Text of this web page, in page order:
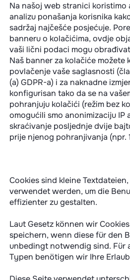
Na našoj web stranici koristimo
analizu ponašanja korisnika
sadržaj najčešće posjećuje.
banneru o kolačićima, ovdje
vaši lični podaci mogu
Naš banner za kolačiće možete
povlačenje vaše saglasnosti
(a) GDPR-a) i za naknadne
konfigurisan tako da se na
pohranjuju kolačići (režim bez
omogućili smo anonimizaciju IP
skraćivanje posljednje dvije
prije njenog pohranjivanja (npr.
Cookies sind kleine
verwendet werden, um die
effizienter zu gestalten.
Laut Gesetz können wir
speichern, wenn diese für den
unbedingt notwendig sind. Für
Typen benötigen wir Ihre